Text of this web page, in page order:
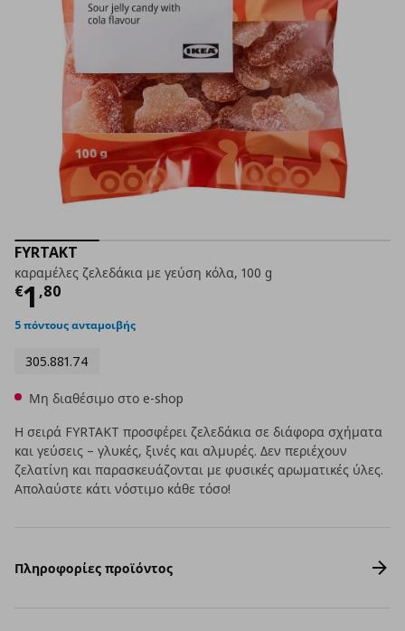
FYRTAKT
καραμέλες ζελεδάκια με γεύση κόλα, 100 g
€1 ,80
Τρέχουσα τιμή
5 πόντους ανταμοιβής
305.881.74
Μη διαθέσιμο στο e-shop
Η σειρά FYRTAKT προσφέρει ζελεδάκια σε διάφορα σχήματα
και γεύσεις – γλυκές, ξινές και αλμυρές. Δεν περιέχουν
ζελατίνη και παρασκευάζονται με φυσικές αρωματικές ύλες.
Απολαύστε κάτι νόστιμο κάθε τόσο!
Πληροφορίες προϊόντος